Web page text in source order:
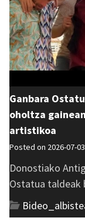
Ganbara
oholtza
artistikoa
Posted on 2026-07-
Donostiako
Ostatua taldeak